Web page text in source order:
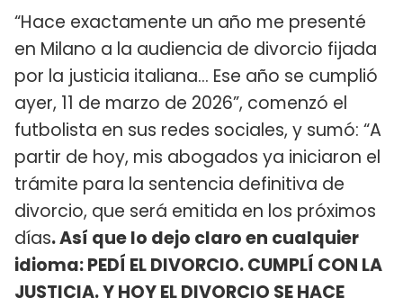
“Hace exactamente un año me presenté
en Milano a la audiencia de divorcio fijada
por la justicia italiana... Ese año se cumplió
ayer, 11 de marzo de 2026”, comenzó el
futbolista en sus redes sociales, y sumó: “A
partir de hoy, mis abogados ya iniciaron el
trámite para la sentencia definitiva de
divorcio, que será emitida en los próximos
días. Así que lo dejo claro en cualquier
idioma: PEDÍ EL DIVORCIO. CUMPLÍ CON LA
JUSTICIA. Y HOY EL DIVORCIO SE HACE